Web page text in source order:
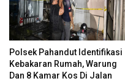
Polsek Pahandut Identifikasi
Kebakaran Rumah, Warung
Dan 8 Kamar Kos Di Jalan